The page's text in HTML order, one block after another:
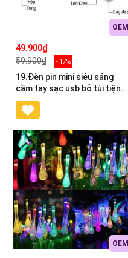
OEM
49.900₫
59.900₫
- 17%
19.Đèn pin mini siêu sáng
cầm tay sạc usb bỏ túi tiện
lợi 9,5x2.5(2)cm
OEM